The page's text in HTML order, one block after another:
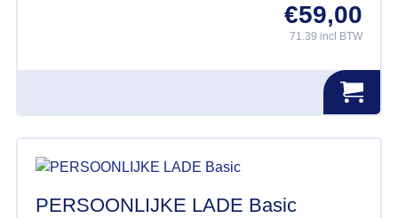
€59,00
71.39 incl BTW
PERSOONLIJKE LADE Basic